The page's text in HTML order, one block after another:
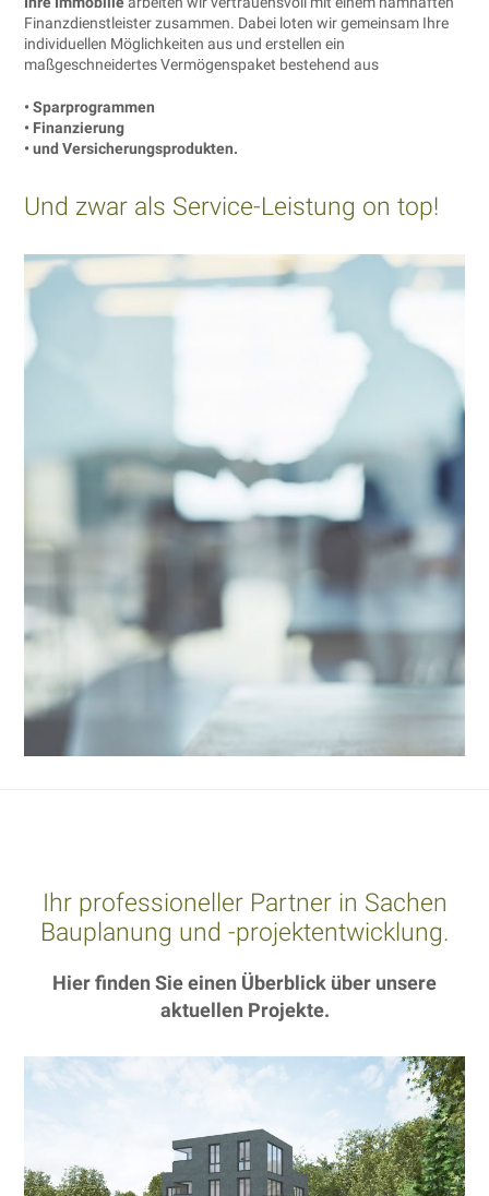
Finanzdienstleister zusammen. Dabei loten wir gemeinsam Ihre
individuellen Möglichkeiten aus und erstellen ein
maßgeschneidertes Vermögenspaket bestehend aus
• Sparprogrammen
• Finanzierung
• und Versicherungsprodukten.
Und zwar als Service-Leistung on top!
Ihr professioneller Partner in Sachen
Bauplanung und -projektentwicklung.
Hier finden Sie einen Überblick über unsere
aktuellen Projekte.